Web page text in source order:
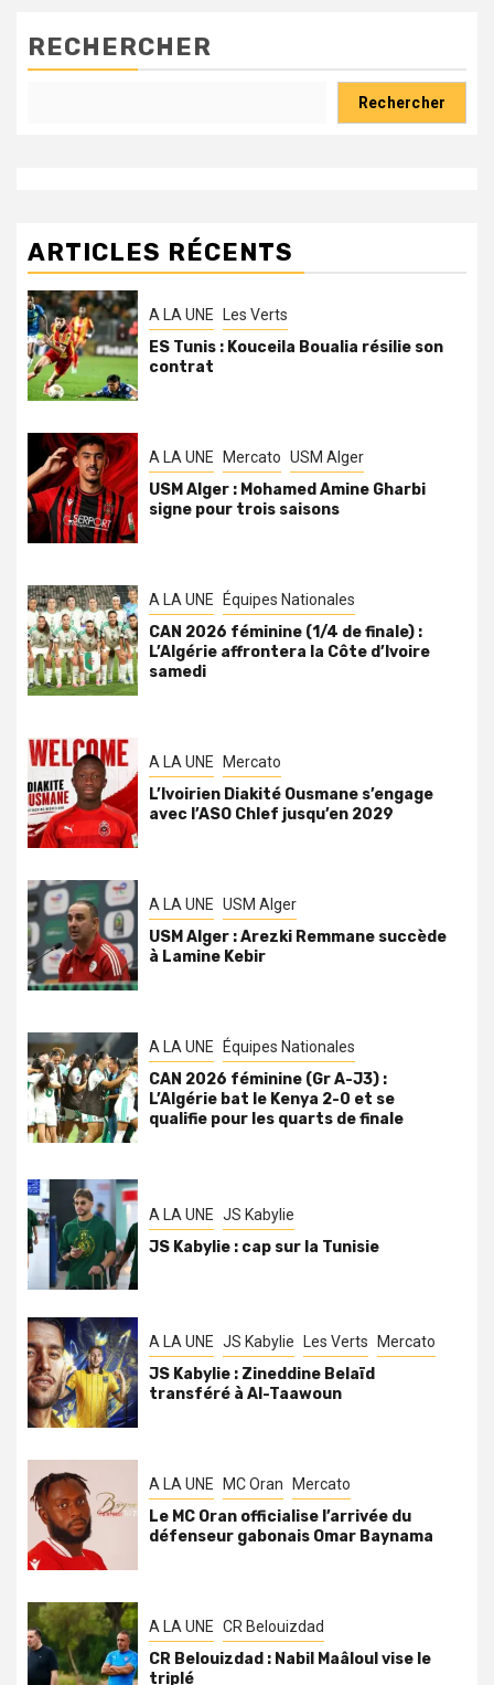
RECHERCHER
Rechercher
ARTICLES RÉCENTS
A LA UNE Les Verts
ES Tunis : Kouceila Boualia résilie son
contrat
A LA UNE Mercato USM Alger
USM Alger : Mohamed Amine Gharbi
signe pour trois saisons
A LA UNE Équipes Nationales
CAN 2026 féminine (1/4 de finale) :
L’Algérie affrontera la Côte d’Ivoire
samedi
A LA UNE Mercato
L’Ivoirien Diakité Ousmane s’engage
avec l’ASO Chlef jusqu’en 2029
A LA UNE USM Alger
USM Alger : Arezki Remmane succède
à Lamine Kebir
A LA UNE Équipes Nationales
CAN 2026 féminine (Gr A-J3) :
L’Algérie bat le Kenya 2-0 et se
qualifie pour les quarts de finale
A LA UNE JS Kabylie
JS Kabylie : cap sur la Tunisie
A LA UNE JS Kabylie Les Verts Mercato
JS Kabylie : Zineddine Belaïd
transféré à Al-Taawoun
A LA UNE MC Oran Mercato
Le MC Oran officialise l’arrivée du
défenseur gabonais Omar Baynama
A LA UNE CR Belouizdad
CR Belouizdad : Nabil Maâloul vise le
triplé